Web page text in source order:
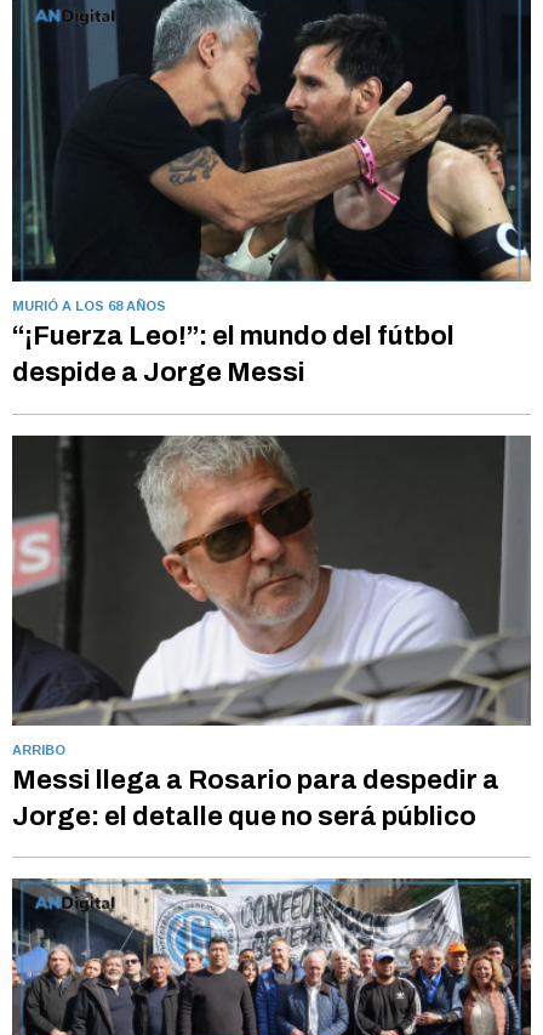
MURIÓ A LOS 68 AÑOS
“¡Fuerza Leo!”: el mundo del fútbol
despide a Jorge Messi
ARRIBO
Messi llega a Rosario para despedir a
Jorge: el detalle que no será público